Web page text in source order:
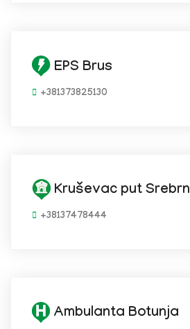
EPS Brus
+381373825130
Kruševac put
+38137478444
Ambulanta Botunja